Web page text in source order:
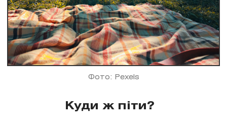
Фото: Pexels
Куди ж піти?